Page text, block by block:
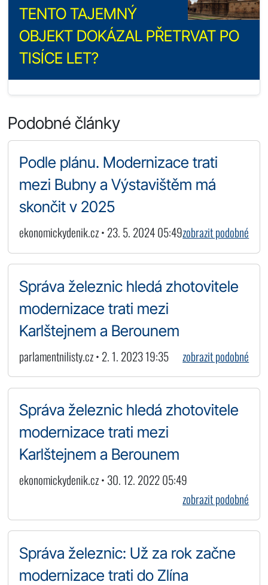
TENTO TAJEMNÝ
OBJEKT DOKÁZAL PŘETRVAT PO
TISÍCE LET?
Podobné články
Podle plánu. Modernizace trati
mezi Bubny a Výstavištěm má
skončit v 2025
ekonomickydenik.cz • 23. 5. 2024 05:49zobrazit podobné
Správa železnic hledá zhotovitele
modernizace trati mezi
Karlštejnem a Berounem
parlamentnilisty.cz • 2. 1. 2023 19:35 zobrazit podobné
Správa železnic hledá zhotovitele
modernizace trati mezi
Karlštejnem a Berounem
ekonomickydenik.cz • 30. 12. 2022 05:49
zobrazit podobné
Správa železnic: Už za rok začne
modernizace trati do Zlína